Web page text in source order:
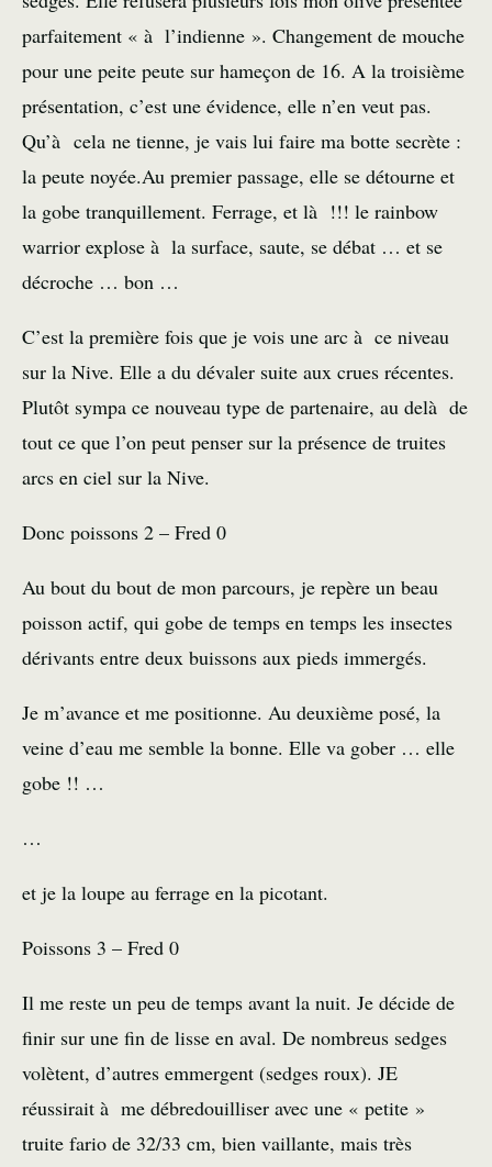
parfaitement « à l’indienne ». Changement de mouche
pour une peite peute sur hameçon de 16. A la troisième
présentation, c’est une évidence, elle n’en veut pas.
Qu’à cela ne tienne, je vais lui faire ma botte secrète :
la peute noyée.Au premier passage, elle se détourne et
la gobe tranquillement. Ferrage, et là !!! le rainbow
warrior explose à la surface, saute, se débat … et se
décroche … bon …
C’est la première fois que je vois une arc à ce niveau
sur la Nive. Elle a du dévaler suite aux crues récentes.
Plutôt sympa ce nouveau type de partenaire, au delà de
tout ce que l’on peut penser sur la présence de truites
arcs en ciel sur la Nive.
Donc poissons 2 – Fred 0
Au bout du bout de mon parcours, je repère un beau
poisson actif, qui gobe de temps en temps les insectes
dérivants entre deux buissons aux pieds immergés.
Je m’avance et me positionne. Au deuxième posé, la
veine d’eau me semble la bonne. Elle va gober … elle
gobe !! …
…
et je la loupe au ferrage en la picotant.
Poissons 3 – Fred 0
Il me reste un peu de temps avant la nuit. Je décide de
finir sur une fin de lisse en aval. De nombreus sedges
volètent, d’autres emmergent (sedges roux). JE
réussirait à me débredouilliser avec une « petite »
truite fario de 32/33 cm, bien vaillante, mais très